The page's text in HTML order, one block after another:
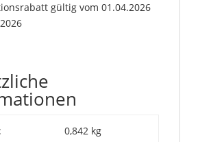
gültig vom 01.04.2026
0,842 kg